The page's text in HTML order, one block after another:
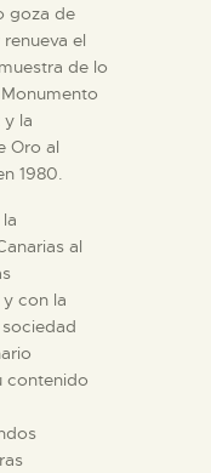
goza de
el
de lo
la
Oro al
1980.
al
con la
contenido